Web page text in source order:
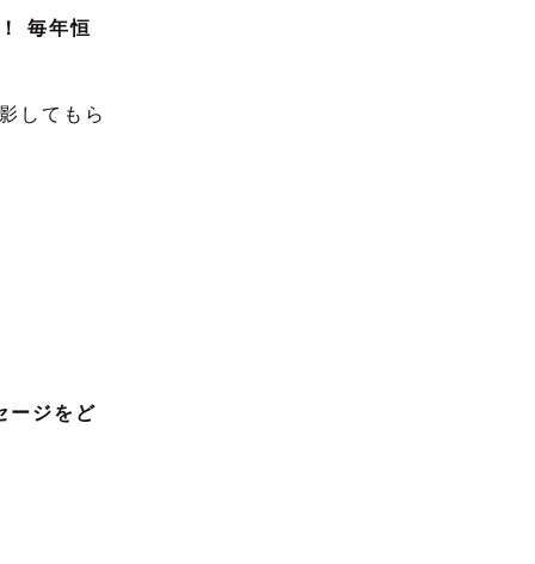
毎年恒
してもら
ージをど